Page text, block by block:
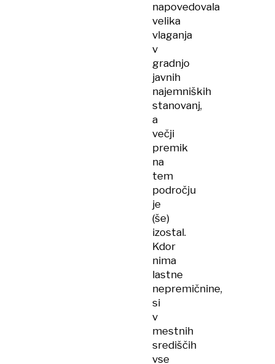
napovedovala
velika
vlaganja
v
gradnjo
javnih
najemniških
stanovanj,
a
večji
premik
na
tem
področju
je
(še)
izostal.
Kdor
nima
lastne
nepremičnine,
si
v
mestnih
središčih
vse